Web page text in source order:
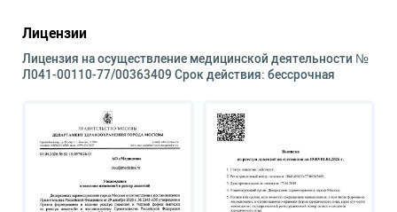
Лицензии
Лицензия на осуществление медицинской деятельности №
Л041-00110-77/00363409 Срок действия: бессрочная